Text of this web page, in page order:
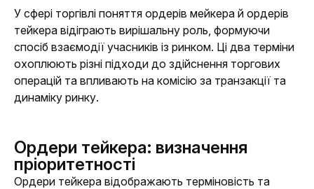
У сфері торгівлі поняття ордерів мейкера й ордерів
тейкера відіграють вирішальну роль, формуючи
спосіб взаємодії учасників із ринком. Ці два терміни
охоплюють різні підходи до здійснення торгових
операцій та впливають на комісію за транзакції та
динаміку ринку.
Ордери тейкера: визначення
пріоритетності
Ордери тейкера відображають терміновість та